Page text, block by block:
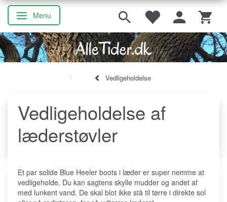
Skifte navigation
Menu
Vedligeholdelse
Vedligeholdelse af
læderstøvler
Et par solide Blue Heeler boots i læder er super nemme at
vedligeholde. Du kan sagtens skylle mudder og andet af
med lunkent vand. De skal blot ikke stå til tørre i direkte sol